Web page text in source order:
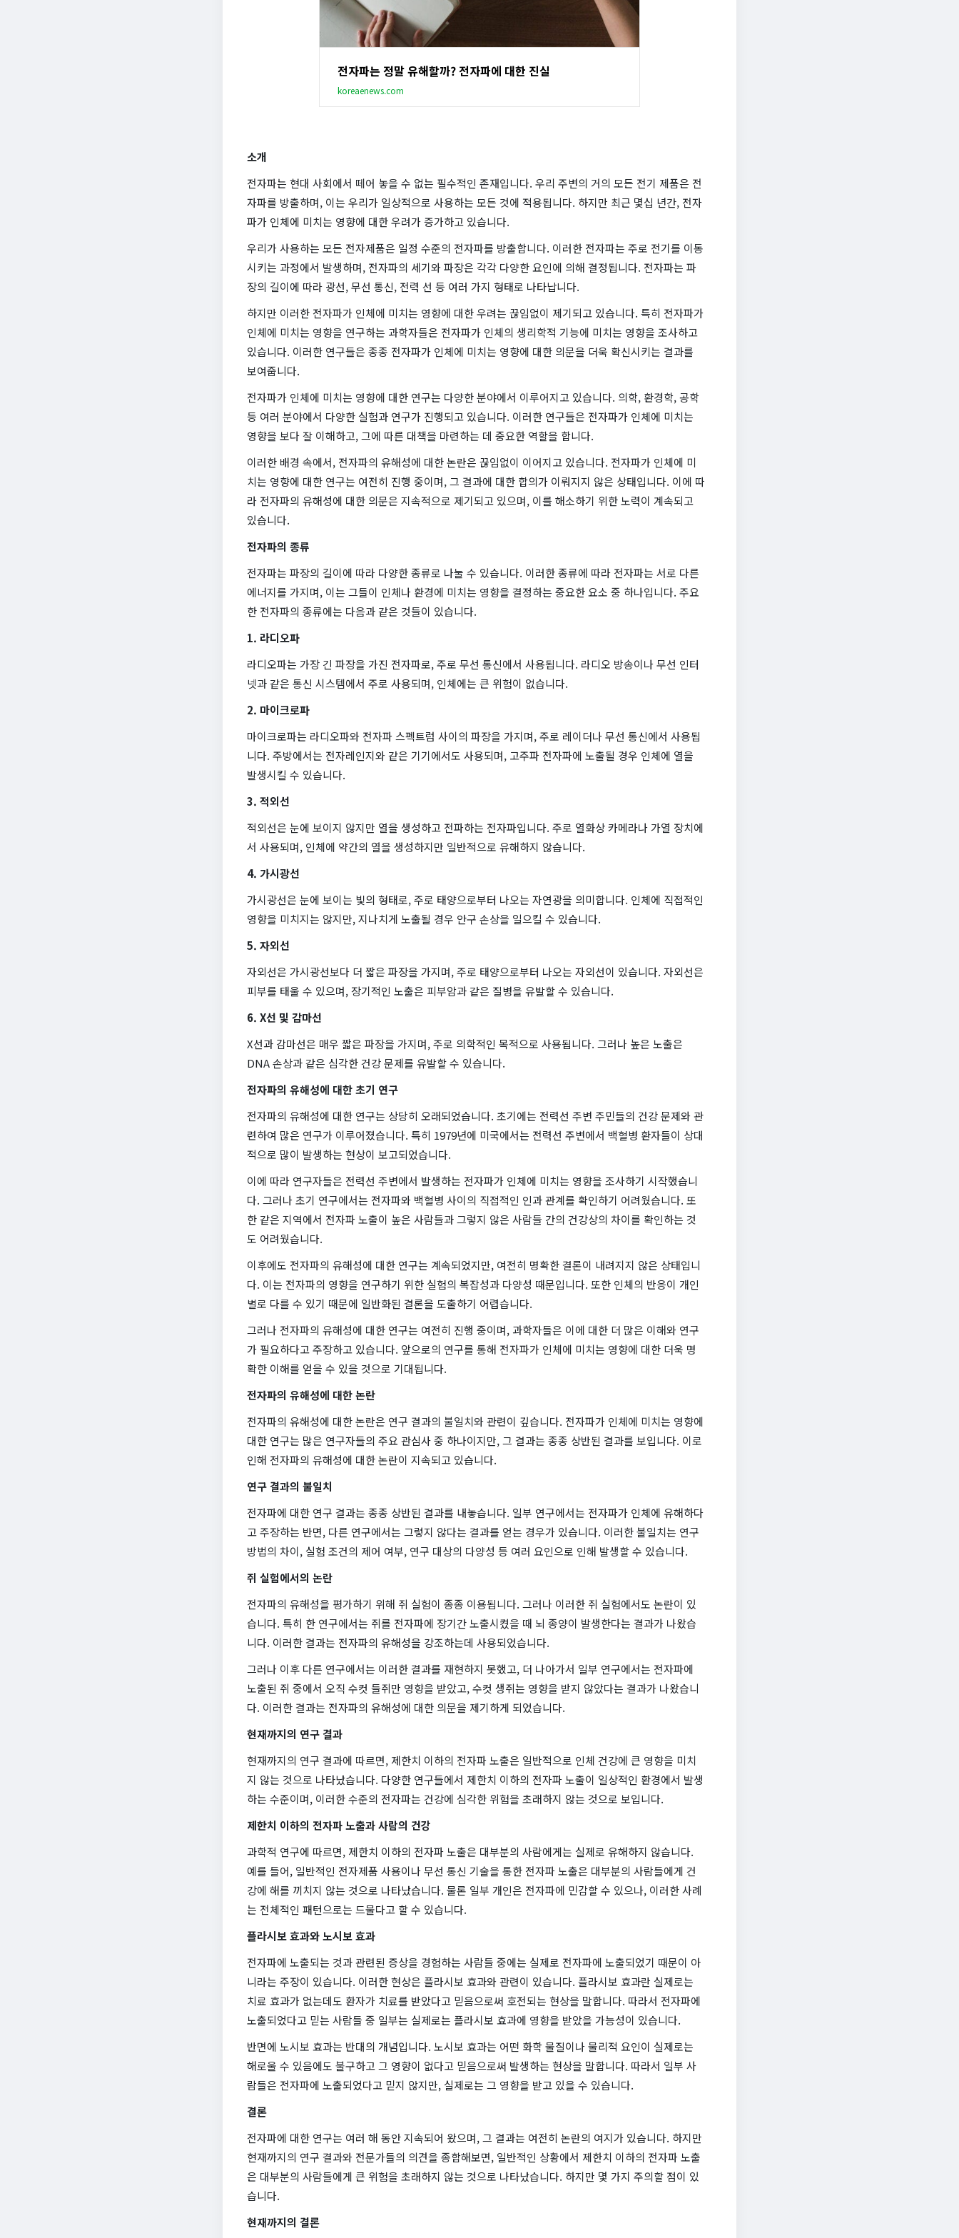
전자파는 정말 유해할까? 전자파에 대한 진실
koreaenews.com
소개
전자파는 현대 사회에서 떼어 놓을 수 없는 필수적인 존재입니다. 우리 주변의 거의 모든 전기 제품은 전
자파를 방출하며, 이는 우리가 일상적으로 사용하는 모든 것에 적용됩니다. 하지만 최근 몇십 년간, 전자
파가 인체에 미치는 영향에 대한 우려가 증가하고 있습니다.
우리가 사용하는 모든 전자제품은 일정 수준의 전자파를 방출합니다. 이러한 전자파는 주로 전기를 이동
시키는 과정에서 발생하며, 전자파의 세기와 파장은 각각 다양한 요인에 의해 결정됩니다. 전자파는 파
장의 길이에 따라 광선, 무선 통신, 전력 선 등 여러 가지 형태로 나타납니다.
하지만 이러한 전자파가 인체에 미치는 영향에 대한 우려는 끊임없이 제기되고 있습니다. 특히 전자파가
인체에 미치는 영향을 연구하는 과학자들은 전자파가 인체의 생리학적 기능에 미치는 영향을 조사하고
있습니다. 이러한 연구들은 종종 전자파가 인체에 미치는 영향에 대한 의문을 더욱 확신시키는 결과를
보여줍니다.
전자파가 인체에 미치는 영향에 대한 연구는 다양한 분야에서 이루어지고 있습니다. 의학, 환경학, 공학
등 여러 분야에서 다양한 실험과 연구가 진행되고 있습니다. 이러한 연구들은 전자파가 인체에 미치는
영향을 보다 잘 이해하고, 그에 따른 대책을 마련하는 데 중요한 역할을 합니다.
이러한 배경 속에서, 전자파의 유해성에 대한 논란은 끊임없이 이어지고 있습니다. 전자파가 인체에 미
치는 영향에 대한 연구는 여전히 진행 중이며, 그 결과에 대한 합의가 이뤄지지 않은 상태입니다. 이에 따
라 전자파의 유해성에 대한 의문은 지속적으로 제기되고 있으며, 이를 해소하기 위한 노력이 계속되고
있습니다.
전자파의 종류
전자파는 파장의 길이에 따라 다양한 종류로 나눌 수 있습니다. 이러한 종류에 따라 전자파는 서로 다른
에너지를 가지며, 이는 그들이 인체나 환경에 미치는 영향을 결정하는 중요한 요소 중 하나입니다. 주요
한 전자파의 종류에는 다음과 같은 것들이 있습니다.
1. 라디오파
라디오파는 가장 긴 파장을 가진 전자파로, 주로 무선 통신에서 사용됩니다. 라디오 방송이나 무선 인터
넷과 같은 통신 시스템에서 주로 사용되며, 인체에는 큰 위험이 없습니다.
2. 마이크로파
마이크로파는 라디오파와 전자파 스펙트럼 사이의 파장을 가지며, 주로 레이더나 무선 통신에서 사용됩
니다. 주방에서는 전자레인지와 같은 기기에서도 사용되며, 고주파 전자파에 노출될 경우 인체에 열을
발생시킬 수 있습니다.
3. 적외선
적외선은 눈에 보이지 않지만 열을 생성하고 전파하는 전자파입니다. 주로 열화상 카메라나 가열 장치에
서 사용되며, 인체에 약간의 열을 생성하지만 일반적으로 유해하지 않습니다.
4. 가시광선
가시광선은 눈에 보이는 빛의 형태로, 주로 태양으로부터 나오는 자연광을 의미합니다. 인체에 직접적인
영향을 미치지는 않지만, 지나치게 노출될 경우 안구 손상을 일으킬 수 있습니다.
5. 자외선
자외선은 가시광선보다 더 짧은 파장을 가지며, 주로 태양으로부터 나오는 자외선이 있습니다. 자외선은
피부를 태울 수 있으며, 장기적인 노출은 피부암과 같은 질병을 유발할 수 있습니다.
6. X선 및 감마선
X선과 감마선은 매우 짧은 파장을 가지며, 주로 의학적인 목적으로 사용됩니다. 그러나 높은 노출은
DNA 손상과 같은 심각한 건강 문제를 유발할 수 있습니다.
전자파의 유해성에 대한 초기 연구
전자파의 유해성에 대한 연구는 상당히 오래되었습니다. 초기에는 전력선 주변 주민들의 건강 문제와 관
련하여 많은 연구가 이루어졌습니다. 특히 1979년에 미국에서는 전력선 주변에서 백혈병 환자들이 상대
적으로 많이 발생하는 현상이 보고되었습니다.
이에 따라 연구자들은 전력선 주변에서 발생하는 전자파가 인체에 미치는 영향을 조사하기 시작했습니
다. 그러나 초기 연구에서는 전자파와 백혈병 사이의 직접적인 인과 관계를 확인하기 어려웠습니다. 또
한 같은 지역에서 전자파 노출이 높은 사람들과 그렇지 않은 사람들 간의 건강상의 차이를 확인하는 것
도 어려웠습니다.
이후에도 전자파의 유해성에 대한 연구는 계속되었지만, 여전히 명확한 결론이 내려지지 않은 상태입니
다. 이는 전자파의 영향을 연구하기 위한 실험의 복잡성과 다양성 때문입니다. 또한 인체의 반응이 개인
별로 다를 수 있기 때문에 일반화된 결론을 도출하기 어렵습니다.
그러나 전자파의 유해성에 대한 연구는 여전히 진행 중이며, 과학자들은 이에 대한 더 많은 이해와 연구
가 필요하다고 주장하고 있습니다. 앞으로의 연구를 통해 전자파가 인체에 미치는 영향에 대한 더욱 명
확한 이해를 얻을 수 있을 것으로 기대됩니다.
전자파의 유해성에 대한 논란
전자파의 유해성에 대한 논란은 연구 결과의 불일치와 관련이 깊습니다. 전자파가 인체에 미치는 영향에
대한 연구는 많은 연구자들의 주요 관심사 중 하나이지만, 그 결과는 종종 상반된 결과를 보입니다. 이로
인해 전자파의 유해성에 대한 논란이 지속되고 있습니다.
연구 결과의 불일치
전자파에 대한 연구 결과는 종종 상반된 결과를 내놓습니다. 일부 연구에서는 전자파가 인체에 유해하다
고 주장하는 반면, 다른 연구에서는 그렇지 않다는 결과를 얻는 경우가 있습니다. 이러한 불일치는 연구
방법의 차이, 실험 조건의 제어 여부, 연구 대상의 다양성 등 여러 요인으로 인해 발생할 수 있습니다.
쥐 실험에서의 논란
전자파의 유해성을 평가하기 위해 쥐 실험이 종종 이용됩니다. 그러나 이러한 쥐 실험에서도 논란이 있
습니다. 특히 한 연구에서는 쥐를 전자파에 장기간 노출시켰을 때 뇌 종양이 발생한다는 결과가 나왔습
니다. 이러한 결과는 전자파의 유해성을 강조하는데 사용되었습니다.
그러나 이후 다른 연구에서는 이러한 결과를 재현하지 못했고, 더 나아가서 일부 연구에서는 전자파에
노출된 쥐 중에서 오직 수컷 들쥐만 영향을 받았고, 수컷 생쥐는 영향을 받지 않았다는 결과가 나왔습니
다. 이러한 결과는 전자파의 유해성에 대한 의문을 제기하게 되었습니다.
현재까지의 연구 결과
현재까지의 연구 결과에 따르면, 제한치 이하의 전자파 노출은 일반적으로 인체 건강에 큰 영향을 미치
지 않는 것으로 나타났습니다. 다양한 연구들에서 제한치 이하의 전자파 노출이 일상적인 환경에서 발생
하는 수준이며, 이러한 수준의 전자파는 건강에 심각한 위험을 초래하지 않는 것으로 보입니다.
제한치 이하의 전자파 노출과 사람의 건강
과학적 연구에 따르면, 제한치 이하의 전자파 노출은 대부분의 사람에게는 실제로 유해하지 않습니다.
예를 들어, 일반적인 전자제품 사용이나 무선 통신 기술을 통한 전자파 노출은 대부분의 사람들에게 건
강에 해를 끼치지 않는 것으로 나타났습니다. 물론 일부 개인은 전자파에 민감할 수 있으나, 이러한 사례
는 전체적인 패턴으로는 드물다고 할 수 있습니다.
플라시보 효과와 노시보 효과
전자파에 노출되는 것과 관련된 증상을 경험하는 사람들 중에는 실제로 전자파에 노출되었기 때문이 아
니라는 주장이 있습니다. 이러한 현상은 플라시보 효과와 관련이 있습니다. 플라시보 효과란 실제로는
치료 효과가 없는데도 환자가 치료를 받았다고 믿음으로써 호전되는 현상을 말합니다. 따라서 전자파에
노출되었다고 믿는 사람들 중 일부는 실제로는 플라시보 효과에 영향을 받았을 가능성이 있습니다.
반면에 노시보 효과는 반대의 개념입니다. 노시보 효과는 어떤 화학 물질이나 물리적 요인이 실제로는
해로울 수 있음에도 불구하고 그 영향이 없다고 믿음으로써 발생하는 현상을 말합니다. 따라서 일부 사
람들은 전자파에 노출되었다고 믿지 않지만, 실제로는 그 영향을 받고 있을 수 있습니다.
결론
전자파에 대한 연구는 여러 해 동안 지속되어 왔으며, 그 결과는 여전히 논란의 여지가 있습니다. 하지만
현재까지의 연구 결과와 전문가들의 의견을 종합해보면, 일반적인 상황에서 제한치 이하의 전자파 노출
은 대부분의 사람들에게 큰 위험을 초래하지 않는 것으로 나타났습니다. 하지만 몇 가지 주의할 점이 있
습니다.
현재까지의 결론